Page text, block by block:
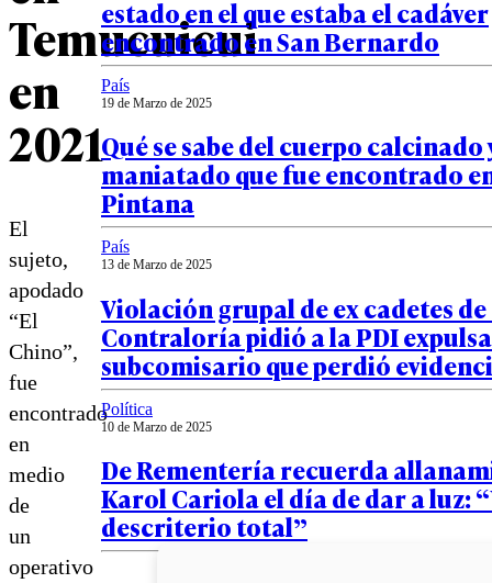
Temucuicui
en
2021
El
sujeto,
apodado
“El
Chino”,
fue
encontrado
en
medio
de
un
operativo
estado en el que estaba el cadáver
encontrado en San Bernardo
País
19 de Marzo de 2025
Qué se sabe del cuerpo calcinado
maniatado que fue encontrado
Pintana
País
13 de Marzo de 2025
Violación grupal de ex cadetes
Contraloría pidió a la PDI
subcomisario que perdió
Política
10 de Marzo de 2025
De Rementería recuerda
Karol Cariola el día de dar a luz:
descriterio total”